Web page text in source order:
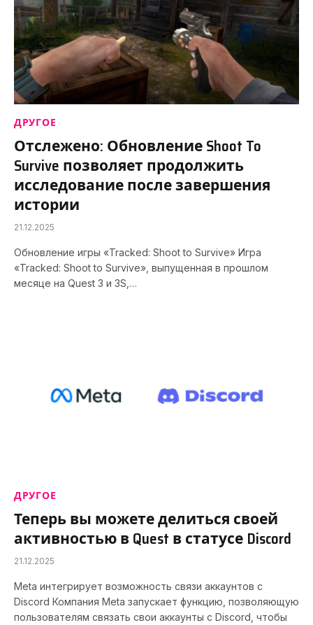
ДРУГОЕ
Отслежено: Обновление Shoot To
Survive позволяет продолжить
исследование после завершения
истории
21.12.2025
Обновление игры «Tracked: Shoot to Survive» Игра
«Tracked: Shoot to Survive», выпущенная в прошлом
месяце на Quest 3 и 3S,…
ДРУГОЕ
Теперь вы можете делиться своей
активностью в Quest в статусе Discord
21.12.2025
Meta интегрирует возможность связи аккаунтов с
Discord Компания Meta запускает функцию, позволяющую
пользователям связать свои аккаунты с Discord, чтобы